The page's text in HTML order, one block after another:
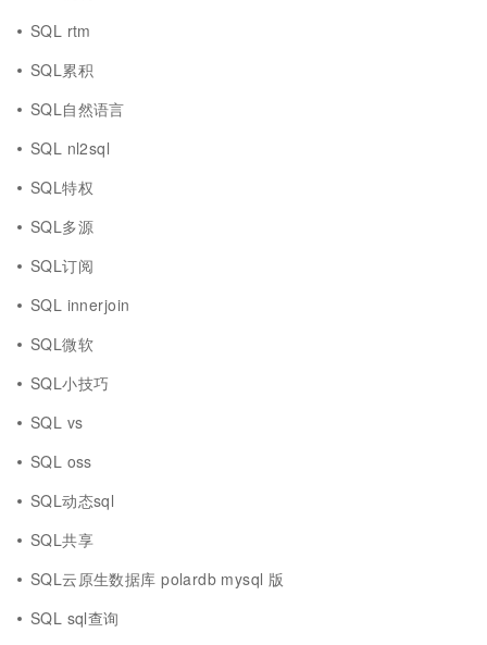
SQL rtm
SQL累积
SQL自然语言
SQL nl2sql
SQL特权
SQL多源
SQL订阅
SQL innerjoin
SQL微软
SQL小技巧
SQL vs
SQL oss
SQL动态sql
SQL共享
SQL云原生数据库 polardb mysql 版
SQL sql查询